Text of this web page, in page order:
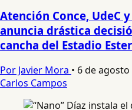
Atención Conce, UdeC
anuncia drástica
cancha del Estadio
Por Javier Mora • 6 de agosto
Carlos Campos